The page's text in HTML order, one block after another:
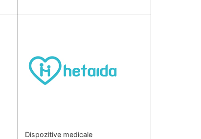
Dispozitive medicale